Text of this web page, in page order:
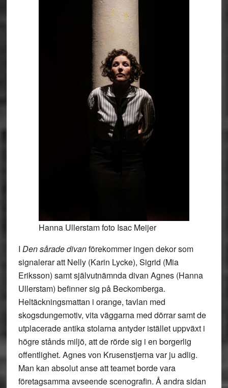
Hanna Ullerstam foto Isac Meijer
I Den sårade divanförekommer ingen dekor som
signalerar att Nelly (Karin Lycke), Sigrid (Mia
Eriksson) samt självutnämnda divan Agnes (Hanna
Ullerstam) befinner sig på Beckomberga.
Heltäckningsmattan i orange, tavlan med
skogsdungemotiv, vita väggarna med dörrar samt de
utplacerade antika stolarna antyder istället uppväxt i
högre stånds miljö, att de rörde sig i en borgerlig
offentlighet. Agnes von Krusenstjerna var ju adlig.
Man kan absolut anse att teamet borde vara
företagsamma avseende scenografin. Å andra sidan